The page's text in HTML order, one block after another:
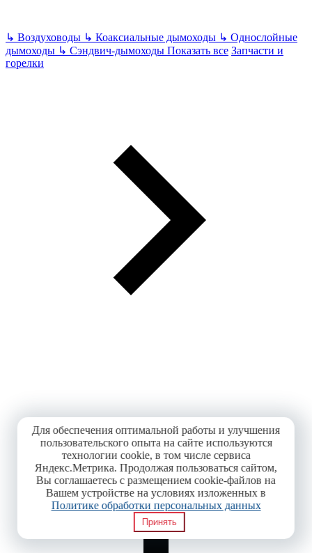
↳ Воздуховоды ↳ Коаксиальные дымоходы ↳ Однослойные
дымоходы ↳ Сэндвич-дымоходы Показать все Запчасти и
горелки
Для обеспечения оптимальной работы и улучшения
пользовательского опыта на сайте используются
технологии cookie, в том числе сервиса
Яндекс.Метрика. Продолжая пользоваться сайтом,
Вы соглашаетесь с размещением cookie-файлов на
Вашем устройстве на условиях изложенных в
Политике обработки персональных данных
Принять